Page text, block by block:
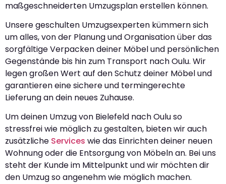
maßgeschneiderten Umzugsplan erstellen können.
Unsere geschulten Umzugsexperten kümmern sich
um alles, von der Planung und Organisation über das
sorgfältige Verpacken deiner Möbel und persönlichen
Gegenstände bis hin zum Transport nach Oulu. Wir
legen großen Wert auf den Schutz deiner Möbel und
garantieren eine sichere und termingerechte
Lieferung an dein neues Zuhause.
Um deinen Umzug von Bielefeld nach Oulu so
stressfrei wie möglich zu gestalten, bieten wir auch
zusätzliche Services wie das Einrichten deiner neuen
Wohnung oder die Entsorgung von Möbeln an. Bei uns
steht der Kunde im Mittelpunkt und wir möchten dir
den Umzug so angenehm wie möglich machen.